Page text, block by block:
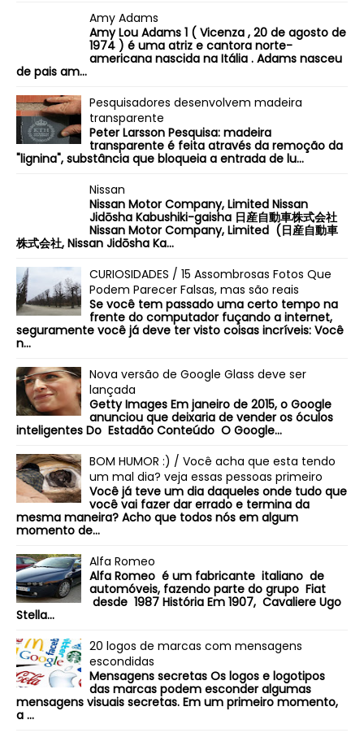
Amy Adams
Amy Lou Adams 1 ( Vicenza , 20 de agosto de
1974 ) é uma atriz e cantora norte-
americana nascida na Itália . Adams nasceu
de pais am...
Pesquisadores desenvolvem madeira
transparente
Peter Larsson Pesquisa: madeira
transparente é feita através da remoção da
"lignina", substância que bloqueia a entrada de lu...
Nissan
Nissan Motor Company, Limited Nissan
Jidōsha Kabushiki-gaisha 日産自動車株式会社
Nissan Motor Company, Limited (日産自動車
株式会社, Nissan Jidōsha Ka...
CURIOSIDADES / 15 Assombrosas Fotos Que
Podem Parecer Falsas, mas são reais
Se você tem passado uma certo tempo na
frente do computador fuçando a internet,
seguramente você já deve ter visto coisas incríveis: Você
n...
Nova versão de Google Glass deve ser
lançada
Getty Images Em janeiro de 2015, o Google
anunciou que deixaria de vender os óculos
inteligentes Do Estadão Conteúdo O Google...
BOM HUMOR :) / Você acha que esta tendo
um mal dia? veja essas pessoas primeiro
Você já teve um dia daqueles onde tudo que
você vai fazer dar errado e termina da
mesma maneira? Acho que todos nós em algum
momento de...
Alfa Romeo
Alfa Romeo é um fabricante italiano de
automóveis, fazendo parte do grupo Fiat
desde 1987 História Em 1907, Cavaliere Ugo
Stella...
20 logos de marcas com mensagens
escondidas
Mensagens secretas Os logos e logotipos
das marcas podem esconder algumas
mensagens visuais secretas. Em um primeiro momento,
a ...